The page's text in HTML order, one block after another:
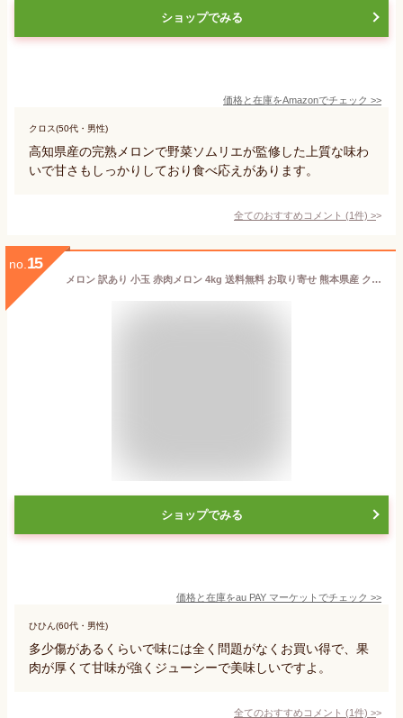
ショップでみる
価格と在庫をAmazonでチェック >>
クロス(50代・男性)
高知県産の完熟メロンで野菜ソムリエが監修した上質な味わ
いで甘さもしっかりしており食べ応えがあります。
全てのおすすめコメント (1件) >
no. 15
メロン 訳あり 小玉 赤肉メロン 4kg 送料無料 お取り寄せ 熊本県産 クインシーメロン フルーツ
ショップでみる
価格と在庫をau PAY マーケット でチェック >>
ひひん(60代・男性)
多少傷があるくらいで味には全く問題がなくお買い得で、果
肉が厚くて甘味が強くジューシーで美味しいですよ。
全てのおすすめコメント (1件) >